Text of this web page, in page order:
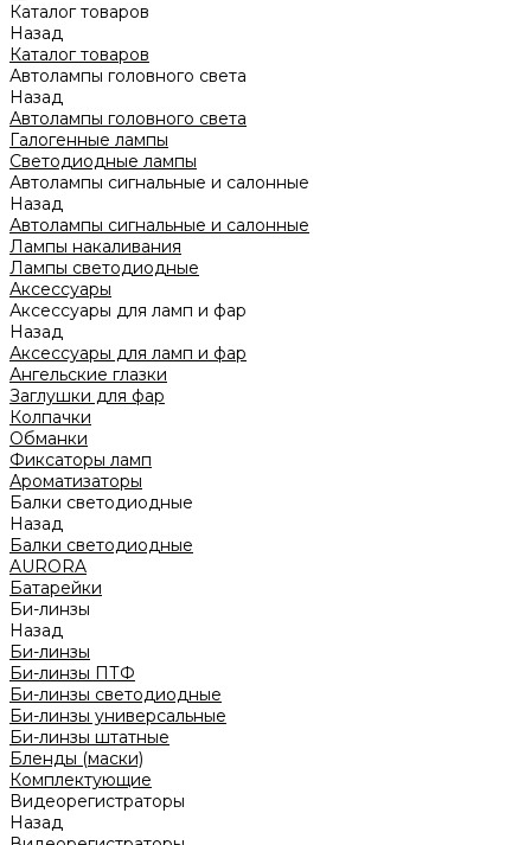
Каталог товаров
Назад
Каталог товаров
Автолампы головного света
Назад
Автолампы головного света
Галогенные лампы
Светодиодные лампы
Автолампы сигнальные и салонные
Назад
Автолампы сигнальные и салонные
Лампы накаливания
Лампы светодиодные
Аксессуары
Аксессуары для ламп и фар
Назад
Аксессуары для ламп и фар
Ангельские глазки
Заглушки для фар
Колпачки
Обманки
Фиксаторы ламп
Ароматизаторы
Балки светодиодные
Назад
Балки светодиодные
AURORA
Батарейки
Би-линзы
Назад
Би-линзы
Би-линзы ПТФ
Би-линзы светодиодные
Би-линзы универсальные
Би-линзы штатные
Бленды (маски)
Комплектующие
Видеорегистраторы
Назад